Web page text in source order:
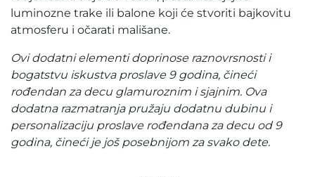
luminozne trake ili balone koji će stvoriti bajkovitu
atmosferu i očarati mališane.
Ovi dodatni elementi doprinose raznovrsnosti i
bogatstvu iskustva proslave 9 godina, čineći
rođendan za decu glamuroznim i sjajnim. Ova
dodatna razmatranja pružaju dodatnu dubinu i
personalizaciju proslave rođendana za decu od 9
godina, čineći je još posebnijom za svako dete.